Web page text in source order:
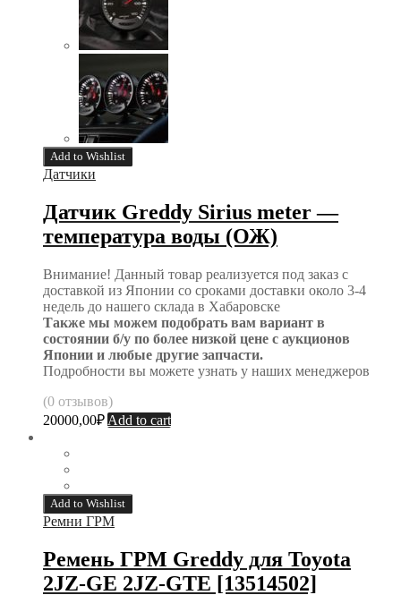
Add to Wishlist
Датчики
Датчик Greddy Sirius meter —
температура воды (ОЖ)
Внимание! Данный товар реализуется под заказ с
доставкой из Японии со сроками доставки около 3-4
недель до нашего склада в Хабаровске
Также мы можем подобрать вам вариант в
состоянии б/у по более низкой цене с аукционов
Японии и любые другие запчасти.
Подробности вы можете узнать у наших менеджеров
(0 отзывов)
20000,00₽ Add to cart
Add to Wishlist
Ремни ГРМ
Ремень ГРМ Greddy для Toyota
2JZ-GE 2JZ-GTE [13514502]